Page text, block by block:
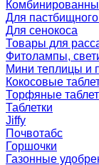
Для
Для сенокоса
Товары для
Фитолампы,
Мини теплицы и
Кокосовые
Торфяные
Таблетки
Jiffy
Почвотабс
Горшочки
Газонные